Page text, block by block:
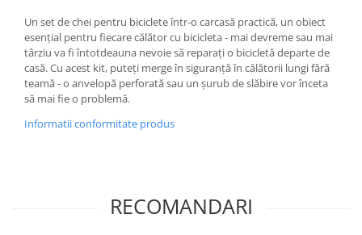
Un set de chei pentru biciclete într-o carcasă practică, un obiect
esențial pentru fiecare călător cu bicicleta - mai devreme sau mai
târziu va fi întotdeauna nevoie să reparați o bicicletă departe de
casă. Cu acest kit, puteți merge în siguranță în călătorii lungi fără
teamă - o anvelopă perforată sau un șurub de slăbire vor înceta
să mai fie o problemă.
Informatii conformitate produs
RECOMANDARI